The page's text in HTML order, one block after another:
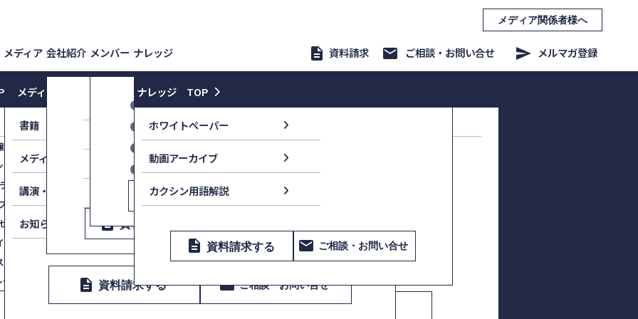
講演
セールス研修
ラン
ッション
ン リアルタイム型研修
型化
ニング
マーケティング強化
マーケティング組織立ち上げ支援
マーケティング構造研修
販売促進構造研修
戦略PR
提案資料改善コンサルティング
description 資料請求する email ご相談・お問い合せ
メディア
メディア TOP
書籍
メディア情報
講演・イベント
お知らせ
YouTube
launch カクシン田尻望−付加価値のつくり方−
AMANO SCOPE
description 資料請求する email ご相談・お問い合せ
会社紹介
コンセプト
description 資料請求する
メンバー
カクシンメンバー
監修顧問
パートナー
description 資料請求する ご相談・お問い合せ
ナレッジ
ナレッジ TOP
ホワイトペーパー
動画アーカイブ
カクシン用語解説
description 資料請求する email ご相談・お問い合せ
メディア関係者様へ
description 資料請求 mail ご相談・お問い合せ send メルマガ登録
Value First, CommitAlways